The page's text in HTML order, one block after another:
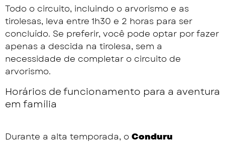
Todo o circuito, incluindo o arvorismo e as
tirolesas, leva entre 1h30 e 2 horas para ser
concluído. Se preferir, você pode optar por fazer
apenas a descida na tirolesa, sem a
necessidade de completar o circuito de
arvorismo.
Horários de funcionamento para a aventura
em família
Durante a alta temporada, o Conduru